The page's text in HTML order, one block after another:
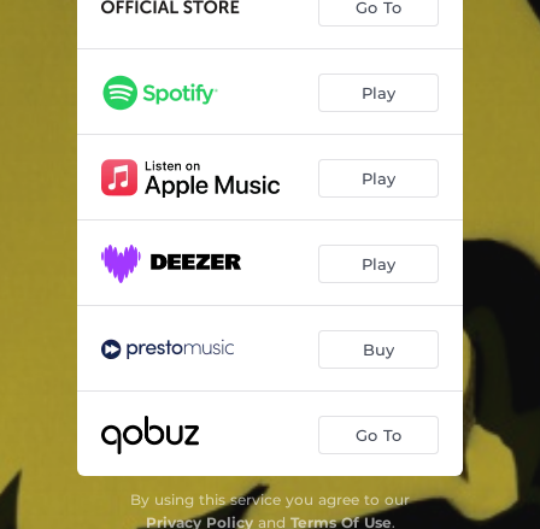
Concerto en ré mineur pour deux pianos et orchestre: II. Larghetto 05:03
Concerto en ré mineur pour deux pianos et orchestre: III. Finale 05:44
Concerto en sol mineur pour orgue, orchestre à cordes et timbales
Go To
Play
Play
Play
Buy
Go To
By using this service you agree to our
Privacy Policyand Terms Of Use.